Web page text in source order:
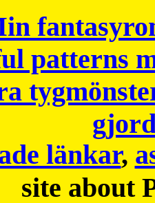
patterns
länkar,
site about